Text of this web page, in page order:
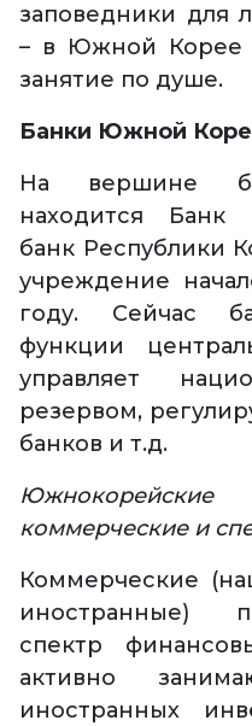
заповедники для
– в Южной Корее
занятие по душе.
Банки Южной
На вершине
находится Банк
банк Республики
учреждение
году. Сейчас
функции
управляет
резервом,
банков и т.д.
коммерческие и
Коммерческие
иностранные)
спектр
активно
иностранных